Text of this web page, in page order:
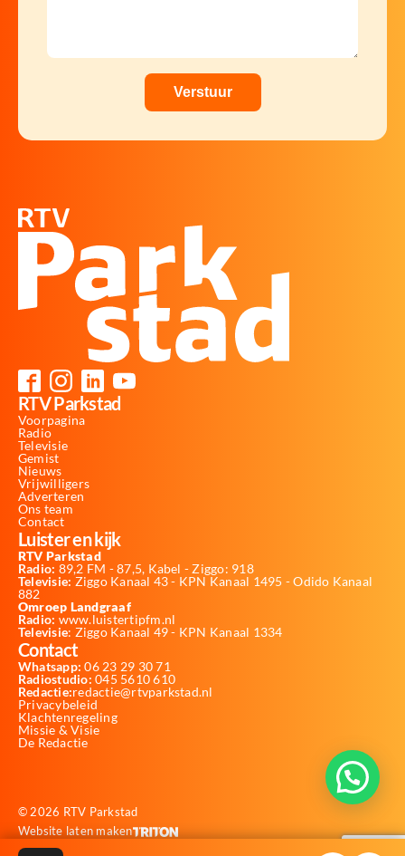
RTV Parkstad
Voorpagina
Radio
Televisie
Gemist
Nieuws
Vrijwilligers
Adverteren
Ons team
Contact
Luister en kijk
RTV Parkstad
Radio: 89,2 FM - 87,5, Kabel - Ziggo: 918
Televisie: Ziggo Kanaal 43 - KPN Kanaal 1495 - Odido Kanaal
882
Omroep Landgraaf
Radio: www.luistertipfm.nl
Televisie: Ziggo Kanaal 49 - KPN Kanaal 1334
Contact
Whatsapp: 06 23 29 30 71
Radiostudio: 045 5610 610
Redactie:redactie@rtvparkstad.nl
Privacybeleid
Klachtenregeling
Missie & Visie
De Redactie
© 2026 RTV Parkstad
Website laten maken